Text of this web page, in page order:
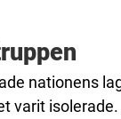
nationens
varit